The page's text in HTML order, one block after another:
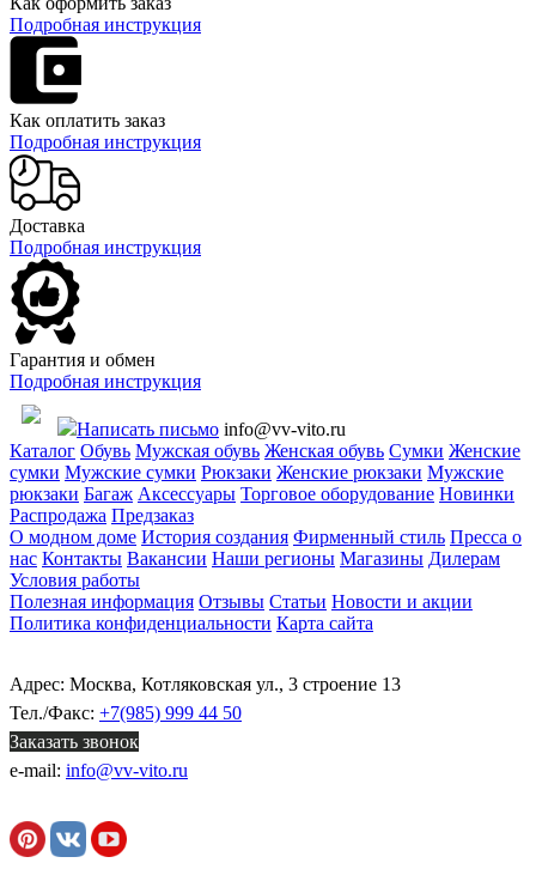
Подробная инструкция
Как оплатить заказ
Подробная инструкция
Доставка
Подробная инструкция
Гарантия и обмен
Подробная инструкция
Написать письмо info@vv-vito.ru
Каталог Обувь Мужская обувь Женская обувь Сумки Женские
сумки Мужские сумки Рюкзаки Женские рюкзаки Мужские
рюкзаки Багаж Аксессуары Торговое оборудование Новинки
Распродажа Предзаказ
О модном доме История создания Фирменный стиль Пресса о
нас Контакты Вакансии Наши регионы Магазины Дилерам
Условия работы
Полезная информация Отзывы Статьи Новости и акции
Политика конфиденциальности Карта сайта
Адрес: Москва, Котляковская ул., 3 строение 13
Тел./Факс: +7(985) 999 44 50
Заказать звонок
e-mail: info@vv-vito.ru